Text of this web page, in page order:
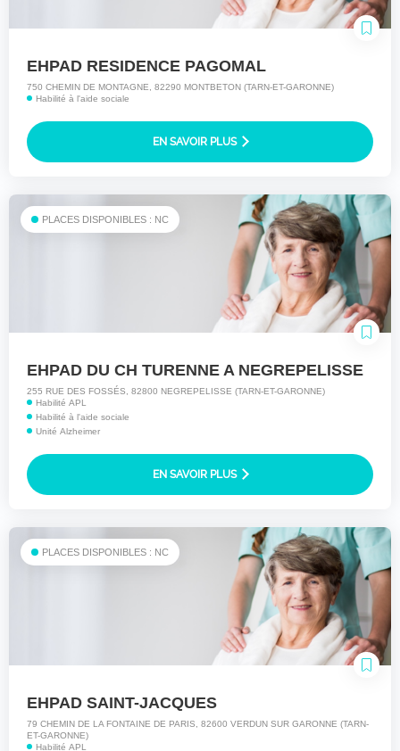
EHPAD RESIDENCE PAGOMAL
750 CHEMIN DE MONTAGNE, 82290 MONTBETON (TARN-ET-GARONNE)
Habilité à l'aide sociale
EN SAVOIR PLUS
PLACES DISPONIBLES : NC
EHPAD DU CH TURENNE A NEGREPELISSE
255 RUE DES FOSSÉS, 82800 NEGREPELISSE (TARN-ET-GARONNE)
Habilité APL
Habilité à l'aide sociale
Unité Alzheimer
EN SAVOIR PLUS
PLACES DISPONIBLES : NC
EHPAD SAINT-JACQUES
79 CHEMIN DE LA FONTAINE DE PARIS, 82600 VERDUN SUR GARONNE (TARN-
ET-GARONNE)
Habilité APL